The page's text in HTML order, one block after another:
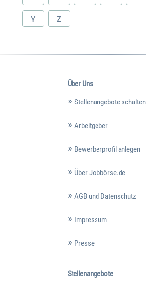
Y Z
Über Uns
Stellenangebote schalten
Arbeitgeber
Bewerberprofil anlegen
Über Jobbörse.de
AGB und Datenschutz
Impressum
Presse
Stellenangebote